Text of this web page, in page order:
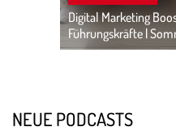
Digital Marketing
Führungskräfte |
NEUE PODCASTS